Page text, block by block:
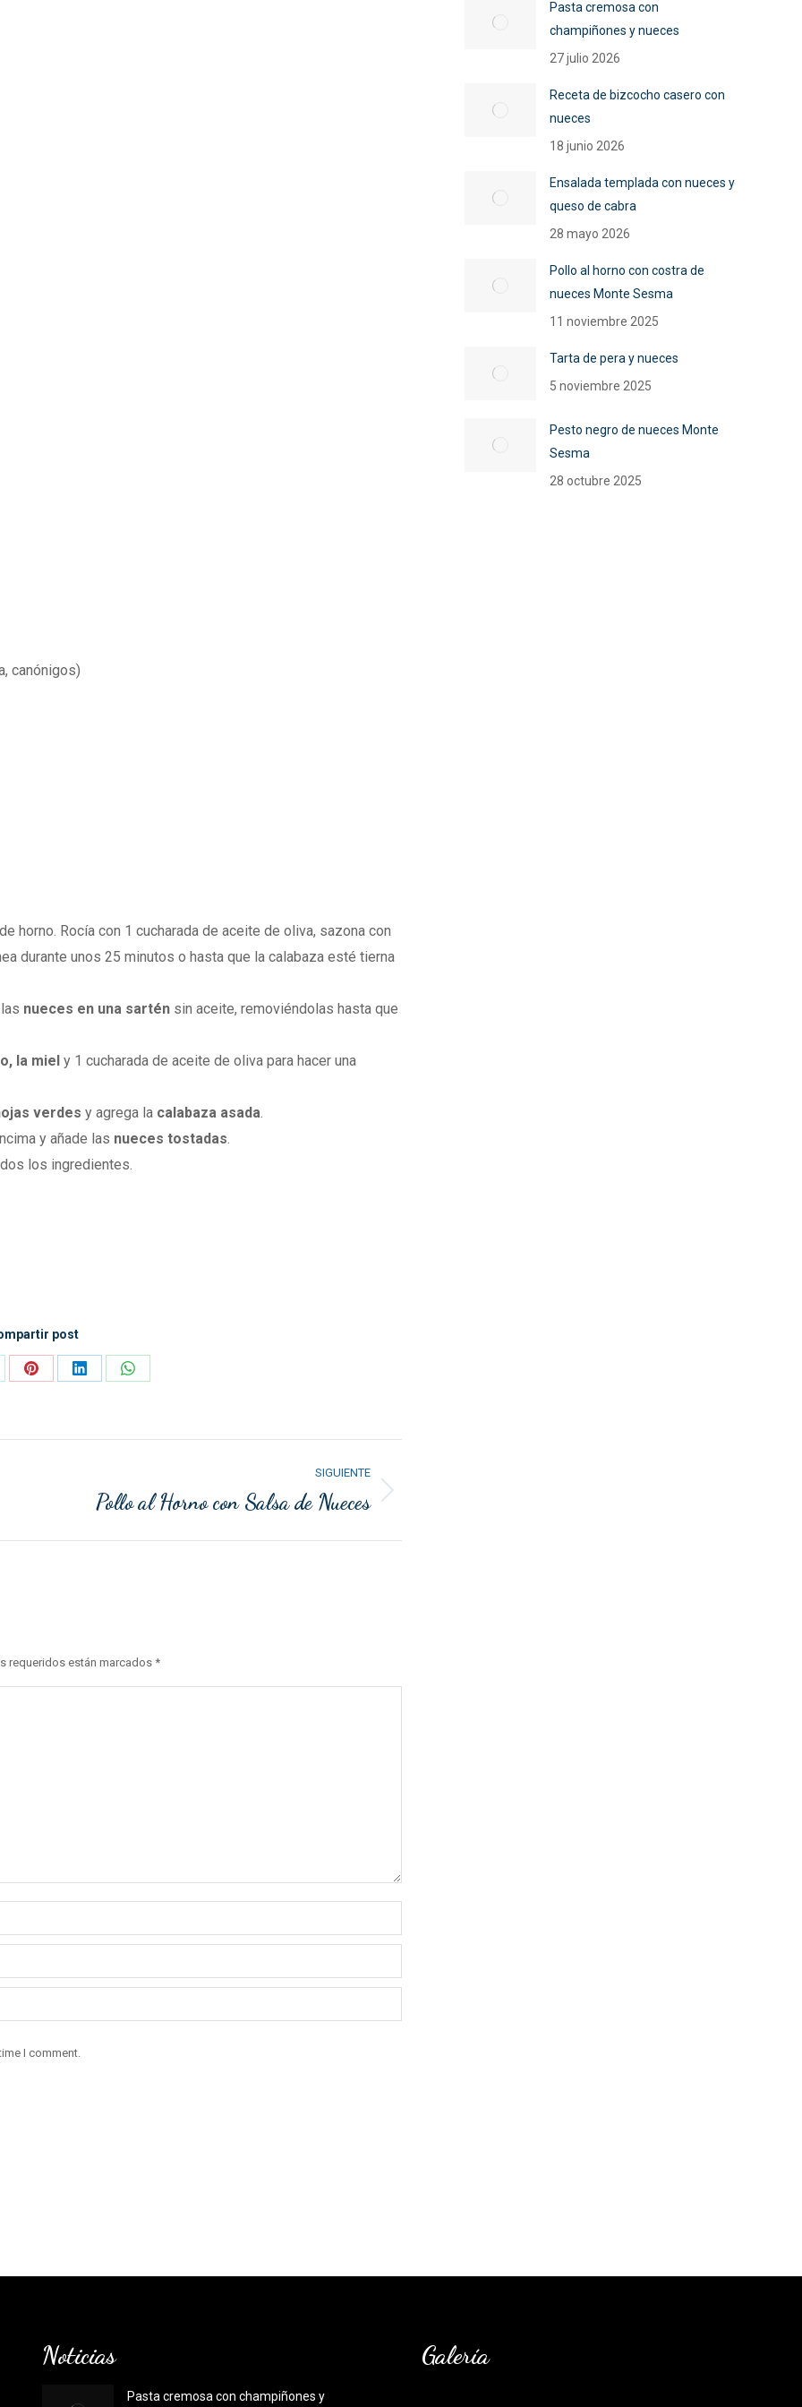
canónigos)
de horno. Rocía con 1 cucharada de aceite de oliva, sazona con
durante unos 25 minutos o hasta que la calabaza esté tierna
nueces en una sartén sin aceite, removiéndolas hasta que
la miel y 1 cucharada de aceite de oliva para hacer una
verdes y agrega la calabaza asada
y añade las nueces tostadas
los ingredientes.
post
CompartirCompartirCompartir
SIGUIENTE
Publicación
Pollo al Horno con Salsa de Nueces
requeridos están marcados *
I comment.
Pasta cremosa con
champiñones y nueces
27 julio 2026
Receta de bizcocho casero con
nueces
18 junio 2026
Ensalada templada con nueces y
queso de cabra
28 mayo 2026
Pollo al horno con costra de
nueces Monte Sesma
11 noviembre 2025
Tarta de pera y nueces
5 noviembre 2025
Pesto negro de nueces Monte
Sesma
28 octubre 2025
Noticias
Pasta cremosa con champiñones y
Galería